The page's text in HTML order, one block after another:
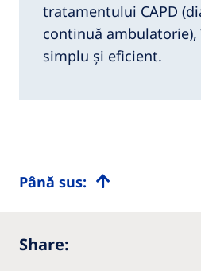
tratamentului CAPD
continuă
simplu și eficient.
Până sus:
Share: